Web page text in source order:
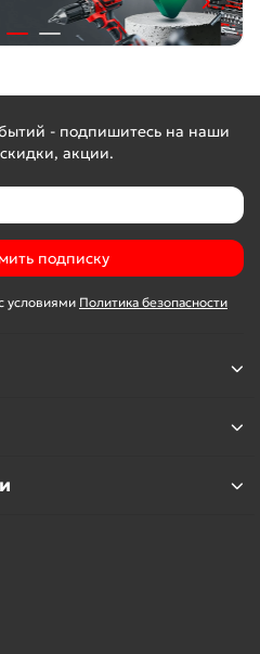
- подпишитесь на наши
акции.
подписку
условиями Политика безопасности